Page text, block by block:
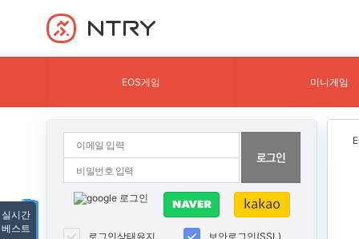
NTRY
EOS게임 미니게임
로그인상태유지 보안로그인(SSL)
실시간
베스트